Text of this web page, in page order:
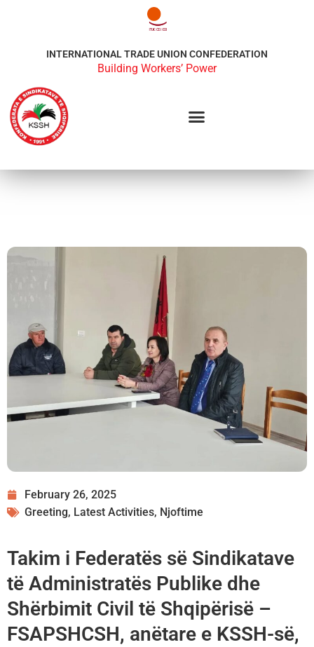
INTERNATIONAL TRADE UNION CONFEDERATION
Building Workers’ Power
February 26, 2025
Greeting, Latest Activities, Njoftime
Takim i Federatës së Sindikatave
të Administratës Publike dhe
Shërbimit Civil të Shqipërisë –
FSAPSHCSH, anëtare e KSSH-së,